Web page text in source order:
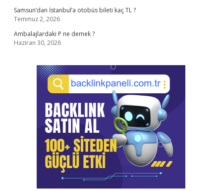
Samsun’dan İstanbul’a otobüs bileti kaç TL ?
Temmuz 2, 2026
Ambalajlardaki P ne demek ?
Haziran 30, 2026